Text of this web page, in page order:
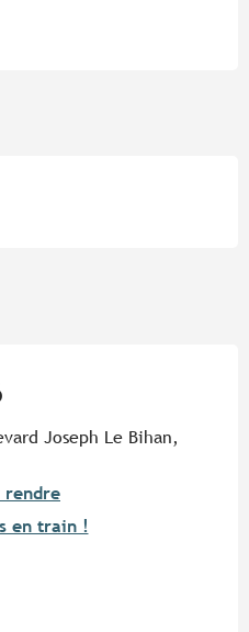
Joseph Le Bihan,
rendre
en train !